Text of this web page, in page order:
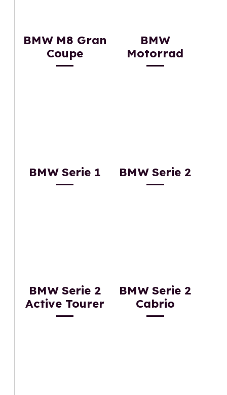
BMW M8 Gran
Coupe
BMW
Motorrad
BMW Serie 1 BMW Serie 2
BMW Serie 2
Active Tourer
BMW Serie 2
Cabrio